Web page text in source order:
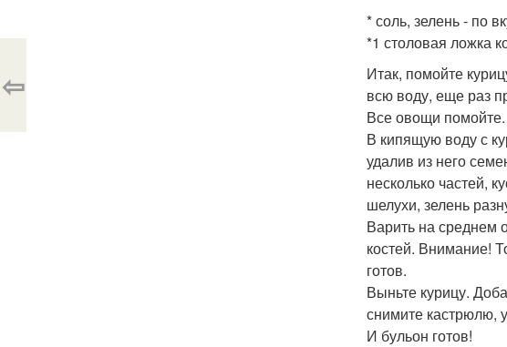
* соль, зелень - по
*1 столовая ложка
Итак, помойте
всю воду, еще раз
Все овощи помойте.
В кипящую воду с
удалив из него
несколько частей,
шелухи, зелень
Варить на среднем
костей. Внимание!
готов.
Выньте курицу.
снимите кастрюлю,
И бульон готов!
⇦